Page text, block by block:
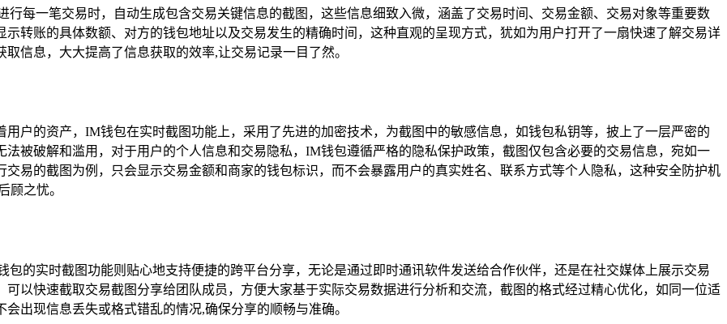
每一笔交易时，自动生成包含交易关键信息的截图，这些信息细致入微，涵盖了交易时间、交易金额、交易对象等重要数
转账的具体数额、对方的钱包地址以及交易发生的精确时间，这种直观的呈现方式，犹如为用户打开了一扇快速了解交易详
信息，大大提高了信息获取的效率,让交易记录一目了然。
户的资产，IM钱包在实时截图功能上，采用了先进的加密技术，为截图中的敏感信息，如钱包私钥等，披上了一层严密的
被破解和滥用，对于用户的个人信息和交易隐私，IM钱包遵循严格的隐私保护政策，截图仅包含必要的交易信息，宛如一
易的截图为例，只会显示交易金额和商家的钱包标识，而不会暴露用户的真实姓名、联系方式等个人隐私，这种安全防护机
顾之忧。
的实时截图功能则贴心地支持便捷的跨平台分享，无论是通过即时通讯软件发送给合作伙伴，还是在社交媒体上展示交易
以快速截取交易截图分享给团队成员，方便大家基于实际交易数据进行分析和交流，截图的格式经过精心优化，如同一位适
出现信息丢失或格式错乱的情况,确保分享的顺畅与准确。